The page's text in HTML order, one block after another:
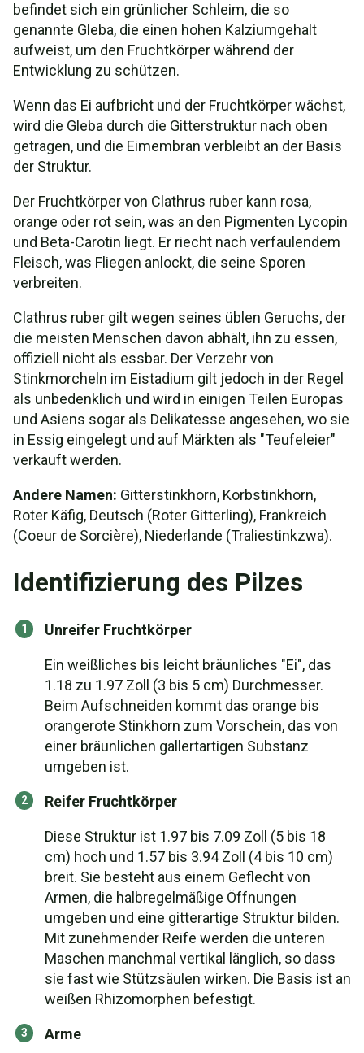
befindet sich ein grünlicher Schleim, die so
genannte Gleba, die einen hohen Kalziumgehalt
aufweist, um den Fruchtkörper während der
Entwicklung zu schützen.
Wenn das Ei aufbricht und der Fruchtkörper wächst,
wird die Gleba durch die Gitterstruktur nach oben
getragen, und die Eimembran verbleibt an der Basis
der Struktur.
Der Fruchtkörper von Clathrus ruber kann rosa,
orange oder rot sein, was an den Pigmenten Lycopin
und Beta-Carotin liegt. Er riecht nach verfaulendem
Fleisch, was Fliegen anlockt, die seine Sporen
verbreiten.
Clathrus ruber gilt wegen seines üblen Geruchs, der
die meisten Menschen davon abhält, ihn zu essen,
offiziell nicht als essbar. Der Verzehr von
Stinkmorcheln im Eistadium gilt jedoch in der Regel
als unbedenklich und wird in einigen Teilen Europas
und Asiens sogar als Delikatesse angesehen, wo sie
in Essig eingelegt und auf Märkten als "Teufeleier"
verkauft werden.
Andere Namen: Gitterstinkhorn, Korbstinkhorn,
Roter Käfig, Deutsch (Roter Gitterling), Frankreich
(Coeur de Sorcière), Niederlande (Traliestinkzwa).
Identifizierung des Pilzes
Unreifer Fruchtkörper
Ein weißliches bis leicht bräunliches "Ei", das
1.18 zu 1.97 Zoll (3 bis 5 cm) Durchmesser.
Beim Aufschneiden kommt das orange bis
orangerote Stinkhorn zum Vorschein, das von
einer bräunlichen gallertartigen Substanz
umgeben ist.
Reifer Fruchtkörper
Diese Struktur ist 1.97 bis 7.09 Zoll (5 bis 18
cm) hoch und 1.57 bis 3.94 Zoll (4 bis 10 cm)
breit. Sie besteht aus einem Geflecht von
Armen, die halbregelmäßige Öffnungen
umgeben und eine gitterartige Struktur bilden.
Mit zunehmender Reife werden die unteren
Maschen manchmal vertikal länglich, so dass
sie fast wie Stützsäulen wirken. Die Basis ist an
weißen Rhizomorphen befestigt.
Arme